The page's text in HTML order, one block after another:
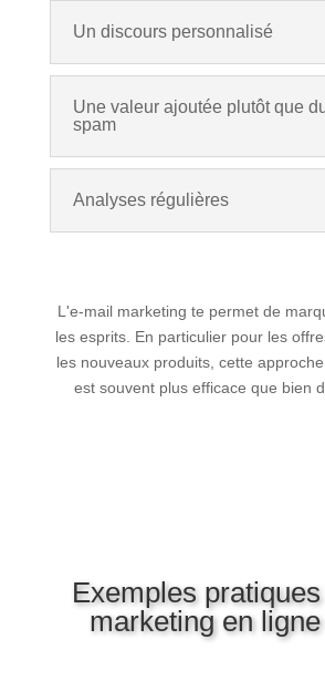
Un discours personnalisé
Une valeur ajoutée plutôt que
spam
Analyses régulières
L'e-mail marketing te permet de
les esprits. En particulier pour les
les nouveaux produits, cette
est souvent plus efficace que bien
Exemples
marketing en